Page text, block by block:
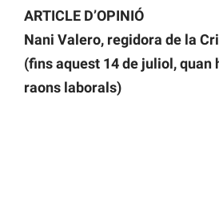
ARTICLE D’OPINIÓ
Nani Valero, regidora de la
(fins aquest 14 de juliol, quan
raons laborals)